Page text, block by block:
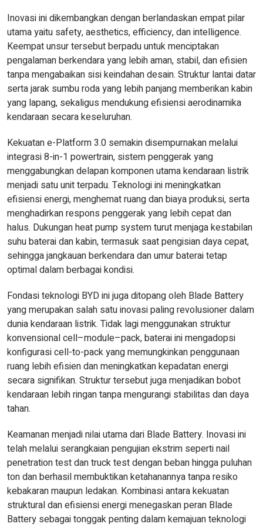
Inovasi ini dikembangkan dengan berlandaskan empat pilar
utama yaitu safety, aesthetics, efficiency, dan intelligence.
Keempat unsur tersebut berpadu untuk menciptakan
pengalaman berkendara yang lebih aman, stabil, dan efisien
tanpa mengabaikan sisi keindahan desain. Struktur lantai datar
serta jarak sumbu roda yang lebih panjang memberikan kabin
yang lapang, sekaligus mendukung efisiensi aerodinamika
kendaraan secara keseluruhan.
Kekuatan e-Platform 3.0 semakin disempurnakan melalui
integrasi 8-in-1 powertrain, sistem penggerak yang
menggabungkan delapan komponen utama kendaraan listrik
menjadi satu unit terpadu. Teknologi ini meningkatkan
efisiensi energi, menghemat ruang dan biaya produksi, serta
menghadirkan respons penggerak yang lebih cepat dan
halus. Dukungan heat pump system turut menjaga kestabilan
suhu baterai dan kabin, termasuk saat pengisian daya cepat,
sehingga jangkauan berkendara dan umur baterai tetap
optimal dalam berbagai kondisi.
Fondasi teknologi BYD ini juga ditopang oleh Blade Battery
yang merupakan salah satu inovasi paling revolusioner dalam
dunia kendaraan listrik. Tidak lagi menggunakan struktur
konvensional cell–module–pack, baterai ini mengadopsi
konfigurasi cell-to-pack yang memungkinkan penggunaan
ruang lebih efisien dan meningkatkan kepadatan energi
secara signifikan. Struktur tersebut juga menjadikan bobot
kendaraan lebih ringan tanpa mengurangi stabilitas dan daya
tahan.
Keamanan menjadi nilai utama dari Blade Battery. Inovasi ini
telah melalui serangkaian pengujian ekstrim seperti nail
penetration test dan truck test dengan beban hingga puluhan
ton dan berhasil membuktikan ketahanannya tanpa resiko
kebakaran maupun ledakan. Kombinasi antara kekuatan
struktural dan efisiensi energi menegaskan peran Blade
Battery sebagai tonggak penting dalam kemajuan teknologi